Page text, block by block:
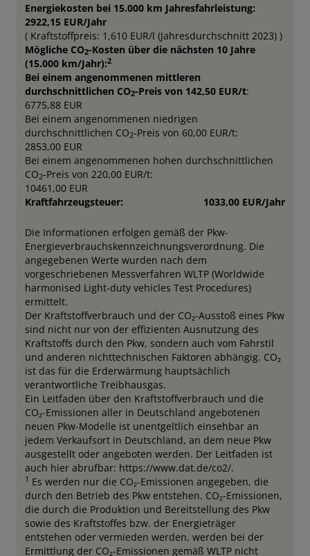
Energiekosten bei 15.000 km Jahresfahrleistung:
2922,15 EUR/Jahr
( Kraftstoffpreis: 1,610 EUR/l (Jahresdurchschnitt 2023) )
Mögliche CO2-Kosten über die nächsten 10 Jahre
(15.000 km/Jahr):2
Bei einem angenommenen mittleren
durchschnittlichen CO2-Preis von 142,50 EUR/t:
6775,88 EUR
Bei einem angenommenen niedrigen
durchschnittlichen CO2-Preis von 60,00 EUR/t:
2853,00 EUR
Bei einem angenommenen hohen durchschnittlichen
CO2-Preis von 220,00 EUR/t:
10461,00 EUR
Kraftfahrzeugsteuer:
1033,00 EUR/Jahr
Die Informationen erfolgen gemäß der Pkw-
Energieverbrauchskennzeichnungsverordnung. Die
angegebenen Werte wurden nach dem
vorgeschriebenen Messverfahren WLTP (Worldwide
harmonised Light-duty vehicles Test Procedures)
ermittelt.
Der Kraftstoffverbrauch und der CO₂-Ausstoß eines Pkw
sind nicht nur von der effizienten Ausnutzung des
Kraftstoffs durch den Pkw, sondern auch vom Fahrstil
und anderen nichttechnischen Faktoren abhängig. CO₂
ist das für die Erderwärmung hauptsächlich
verantwortliche Treibhausgas.
Ein Leitfaden über den Kraftstoffverbrauch und die
CO₂-Emissionen aller in Deutschland angebotenen
neuen Pkw-Modelle ist unentgeltlich einsehbar an
jedem Verkaufsort in Deutschland, an dem neue Pkw
ausgestellt oder angeboten werden. Der Leitfaden ist
auch hier abrufbar: https://www.dat.de/co2/.
1 Es werden nur die CO₂-Emissionen angegeben, die
durch den Betrieb des Pkw entstehen. CO₂-Emissionen,
die durch die Produktion und Bereitstellung des Pkw
sowie des Kraftstoffes bzw. der Energieträger
entstehen oder vermieden werden, werden bei der
Ermittlung der CO₂-Emissionen gemäß WLTP nicht